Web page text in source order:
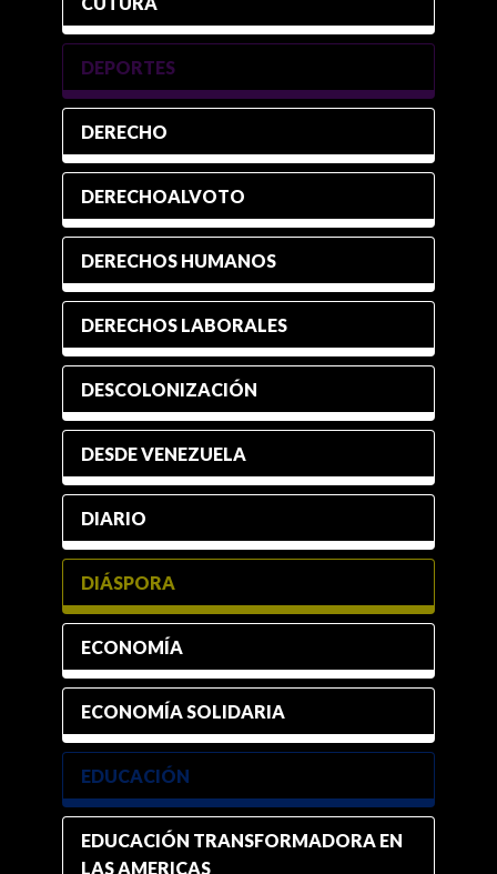
DEPORTES
DERECHO
DERECHOALVOTO
DERECHOS HUMANOS
DERECHOS LABORALES
DESCOLONIZACIÓN
DESDE VENEZUELA
DIARIO
DIÁSPORA
ECONOMÍA
ECONOMÍA SOLIDARIA
EDUCACIÓN
EDUCACIÓN TRANSFORMADORA EN
LAS AMERICAS